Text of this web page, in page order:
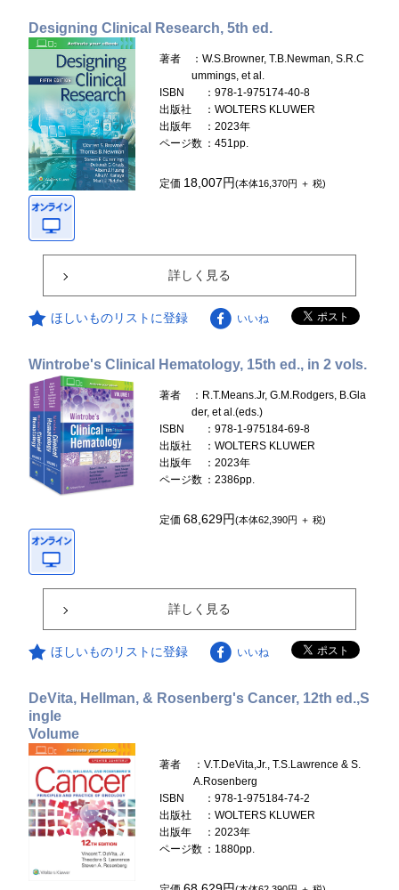
Designing Clinical Research, 5th ed.
著者
：W.S.Browner, T.B.Newman, S.R.C
ummings, et al.
ISBN
：978-1-975174-40-8
出版社
：WOLTERS KLUWER
出版年
：2023年
ページ数 ：451pp.
定価 18,007円(本体16,370円 ＋ 税)
詳しく見る
ほしいものリストに登録 いいね
Wintrobe's Clinical Hematology, 15th ed., in 2 vols.
著者
：R.T.Means.Jr, G.M.Rodgers, B.Gla
der, et al.(eds.)
ISBN
：978-1-975184-69-8
出版社
：WOLTERS KLUWER
出版年
：2023年
ページ数 ：2386pp.
定価68,629円(本体62,390円 ＋ 税)
詳しく見る
ほしいものリストに登録 いいね
DeVita, Hellman, & Rosenberg's Cancer, 12th ed.,S
ingle
Volume
著者
：V.T.DeVita,Jr., T.S.Lawrence & S.
A.Rosenberg
ISBN
：978-1-975184-74-2
出版社
：WOLTERS KLUWER
出版年
：2023年
ページ数 ：1880pp.